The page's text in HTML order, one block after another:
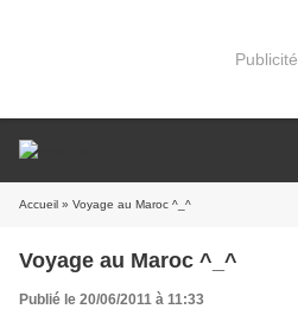
Publicité
Accueil » Voyage au Maroc ^_^
Voyage au Maroc ^_^
Publié le 20/06/2011 à 11:33